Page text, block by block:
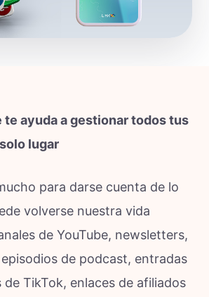
te ayuda a gestionar todos tus
lugar
para darse cuenta de lo
volverse nuestra vida
de YouTube, newsletters,
de podcast, entradas
de TikTok, enlaces de afiliados